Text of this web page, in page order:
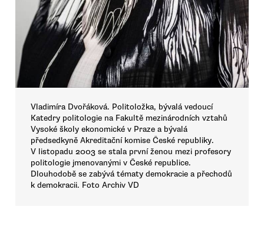
Vladimíra Dvořáková. Politoložka, bývalá vedoucí
Katedry politologie na Fakultě mezinárodních vztahů
Vysoké školy ekonomické v Praze a bývalá
předsedkyně Akreditační komise České republiky.
V listopadu 2003 se stala první ženou mezi profesory
politologie jmenovanými v České republice.
Dlouhodobě se zabývá tématy demokracie a přechodů
k demokracii. Foto Archiv VD